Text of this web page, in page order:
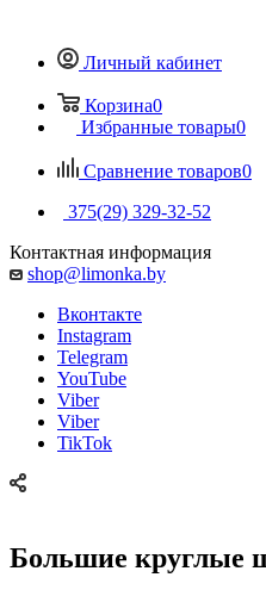
Личный кабинет
Корзина0
Избранные товары0
Сравнение товаров0
375(29) 329-32-52
Контактная информация
shop@limonka.by
Вконтакте
Instagram
Telegram
YouTube
Viber
Viber
TikTok
Большие круглые